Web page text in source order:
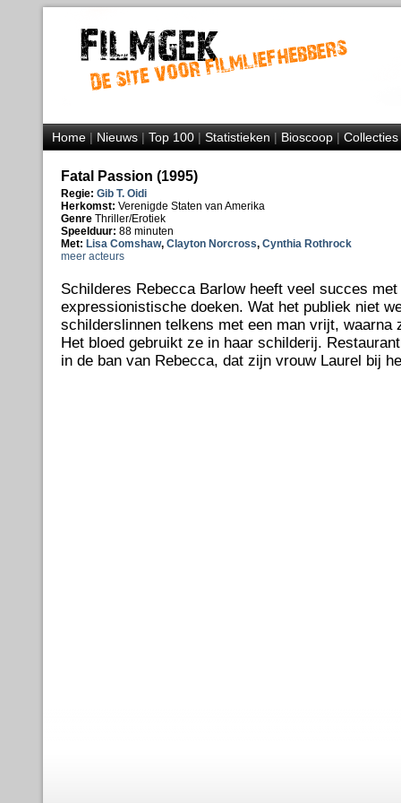
Home|Nieuws|Top 100|Statistieken|Bioscoop|Collecties
Fatal Passion (1995)
Regie: Gib T. Oidi
Herkomst: Verenigde Staten van Amerika
Genre Thriller/Erotiek
Speelduur: 88 minuten
Met: Lisa Comshaw, Clayton Norcross, Cynthia Rothrock
meer acteurs
Schilderes Rebecca Barlow heeft veel succes met
expressionistische doeken. Wat het publiek niet
schilderslinnen telkens met een man vrijt, waarna
Het bloed gebruikt ze in haar schilderij.
in de ban van Rebecca, dat zijn vrouw Laurel bij